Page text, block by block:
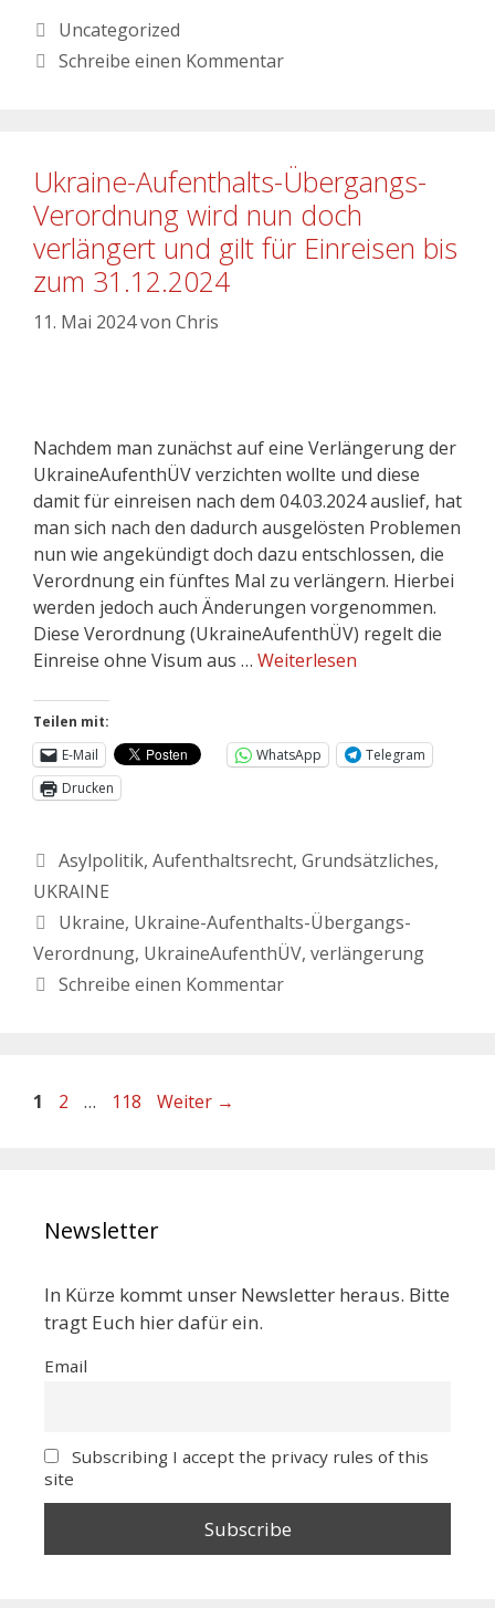
Uncategorized
Schreibe einen Kommentar
Ukraine-Aufenthalts-Übergangs-
Verordnung wird nun doch
verlängert und gilt für Einreisen bis
zum 31.12.2024
11. Mai 2024von Chris
Nachdem man zunächst auf eine Verlängerung der
UkraineAufenthÜV verzichten wollte und diese
damit für einreisen nach dem 04.03.2024 auslief, hat
man sich nach den dadurch ausgelösten Problemen
nun wie angekündigt doch dazu entschlossen, die
Verordnung ein fünftes Mal zu verlängern. Hierbei
werden jedoch auch Änderungen vorgenommen.
Diese Verordnung (UkraineAufenthÜV) regelt die
Einreise ohne Visum aus … Weiterlesen
Teilen mit:
E-Mail
WhatsApp
Telegram
Drucken
Asylpolitik, Aufenthaltsrecht, Grundsätzliches,
UKRAINE
Ukraine, Ukraine-Aufenthalts-Übergangs-
Verordnung, UkraineAufenthÜV, verlängerung
Schreibe einen Kommentar
1 2 … 118 Weiter →
Newsletter
In Kürze kommt unser Newsletter heraus. Bitte
tragt Euch hier dafür ein.
Email
Subscribing I accept the privacy rules of this
site